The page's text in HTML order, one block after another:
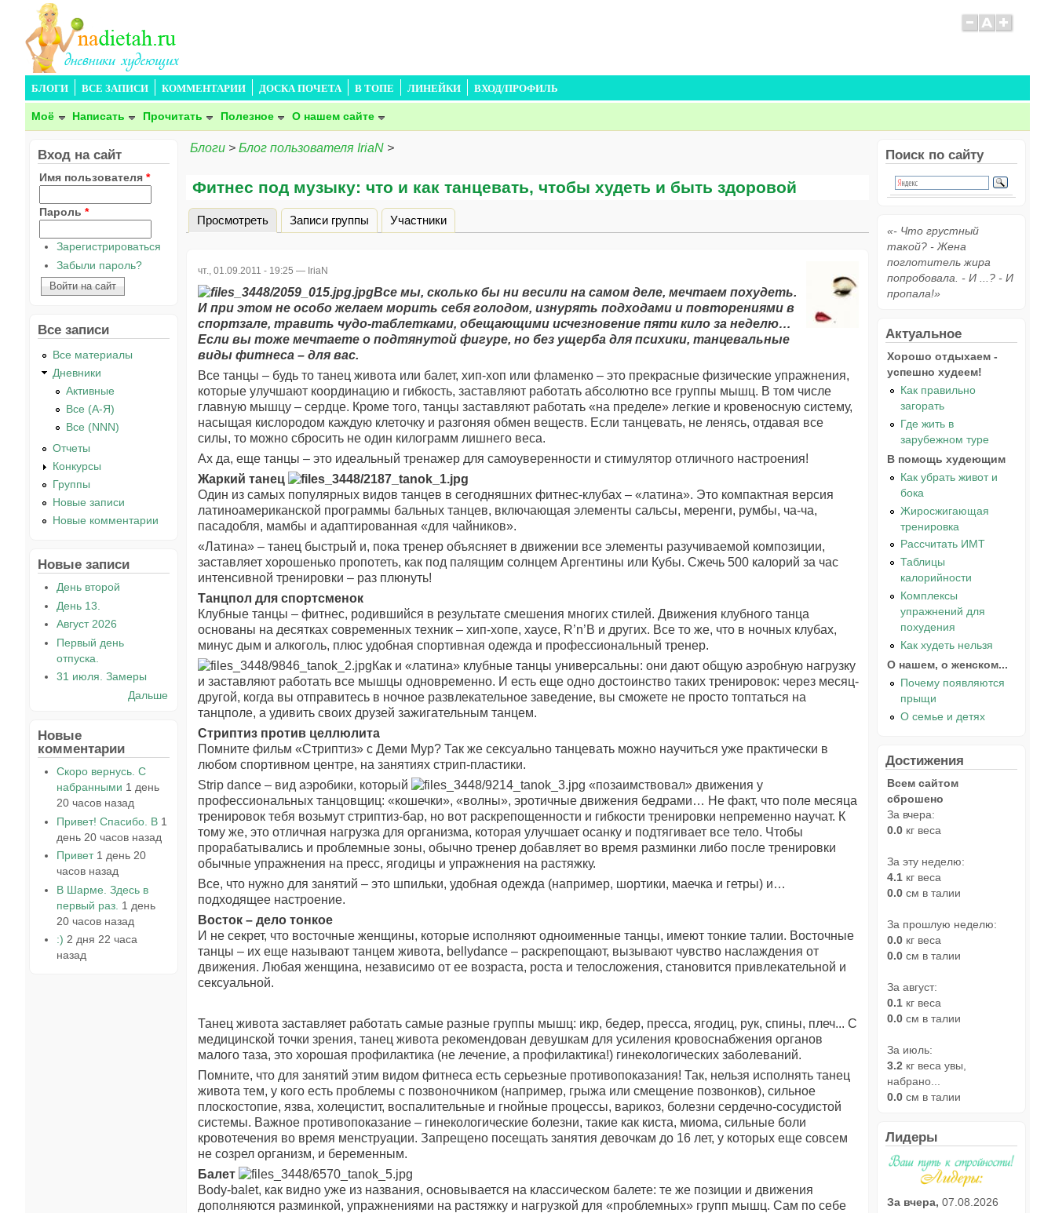
БЛОГИ ВСЕ ЗАПИСИ КОММЕНТАРИИ ДОСКА ПОЧЕТА В ТОПЕ ЛИНЕЙКИ ВХОД/ПРОФИЛЬ
Моё Написать Прочитать Полезное О нашем сайте
Блоги > Блог пользователя IriaN >
Фитнес под музыку: что и как танцевать, чтобы худеть и быть здоровой
Главные вкладки
Просмотреть (активная вкладка)
Записи группы Участники
чт., 01.09.2011 - 19:25 — IriaN
Все мы, сколько бы ни весили на самом деле, мечтаем похудеть.
И при этом не особо желаем морить себя голодом, изнурять подходами и повторениями в
спортзале, травить чудо-таблетками, обещающими исчезновение пяти кило за неделю…
Если вы тоже мечтаете о подтянутой фигуре, но без ущерба для психики, танцевальные
виды фитнеса – для вас.
Все танцы – будь то танец живота или балет, хип-хоп или фламенко – это прекрасные физические упражнения,
которые улучшают координацию и гибкость, заставляют работать абсолютно все группы мышц. В том числе
главную мышцу – сердце. Кроме того, танцы заставляют работать «на пределе» легкие и кровеносную систему,
насыщая кислородом каждую клеточку и разгоняя обмен веществ. Если танцевать, не ленясь, отдавая все
силы, то можно сбросить не один килограмм лишнего веса.
Ах да, еще танцы – это идеальный тренажер для самоуверенности и стимулятор отличного настроения!
Жаркий танец
Один из самых популярных видов танцев в сегодняшних фитнес-клубах – «латина». Это компактная версия
латиноамериканской программы бальных танцев, включающая элементы сальсы, меренги, румбы, ча-ча,
пасадобля, мамбы и адаптированная «для чайников».
«Латина» – танец быстрый и, пока тренер объясняет в движении все элементы разучиваемой композиции,
заставляет хорошенько пропотеть, как под палящим солнцем Аргентины или Кубы. Сжечь 500 калорий за час
интенсивной тренировки – раз плюнуть!
Танцпол для спортсменок
Клубные танцы – фитнес, родившийся в результате смешения многих стилей. Движения клубного танца
основаны на десятках современных техник – хип-хопе, хаусе, R’n’B и других. Все то же, что в ночных клубах,
минус дым и алкоголь, плюс удобная спортивная одежда и профессиональный тренер.
Как и «латина» клубные танцы универсальны: они дают общую аэробную нагрузку
и заставляют работать все мышцы одновременно. И есть еще одно достоинство таких тренировок: через месяц-
другой, когда вы отправитесь в ночное развлекательное заведение, вы сможете не просто топтаться на
танцполе, а удивить своих друзей зажигательным танцем.
Стриптиз против целлюлита
Помните фильм «Стриптиз» с Деми Мур? Так же сексуально танцевать можно научиться уже практически в
любом спортивном центре, на занятиях стрип-пластики.
Strip dance – вид аэробики, который
«позаимствовал» движения у
профессиональных танцовщиц: «кошечки», «волны», эротичные движения бедрами… Не факт, что поле месяца
тренировок тебя возьмут стриптиз-бар, но вот раскрепощенности и гибкости тренировки непременно научат. К
тому же, это отличная нагрузка для организма, которая улучшает осанку и подтягивает все тело. Чтобы
прорабатывались и проблемные зоны, обычно тренер добавляет во время разминки либо после тренировки
обычные упражнения на пресс, ягодицы и упражнения на растяжку.
Все, что нужно для занятий – это шпильки, удобная одежда (например, шортики, маечка и гетры) и…
подходящее настроение.
Восток – дело тонкое
И не секрет, что восточные женщины, которые исполняют одноименные танцы, имеют тонкие талии. Восточные
танцы – их еще называют танцем живота, bellydance – раскрепощают, вызывают чувство наслаждения от
движения. Любая женщина, независимо от ее возраста, роста и телосложения, становится привлекательной и
сексуальной.
Танец живота заставляет работать самые разные группы мышц: икр, бедер, пресса, ягодиц, рук, спины, плеч... С
медицинской точки зрения, танец живота рекомендован девушкам для усиления кровоснабжения органов
малого таза, это хорошая профилактика (не лечение, а профилактика!) гинекологических заболеваний.
Помните, что для занятий этим видом фитнеса есть серьезные противопоказания! Так, нельзя исполнять танец
живота тем, у кого есть проблемы с позвоночником (например, грыжа или смещение позвонков), сильное
плоскостопие, язва, холецистит, воспалительные и гнойные процессы, варикоз, болезни сердечно-сосудистой
системы. Важное противопоказание – гинекологические болезни, такие как киста, миома, сильные боли
кровотечения во время менструации. Запрещено посещать занятия девочкам до 16 лет, у которых еще совсем
не созрел организм, и беременным.
Балет
Body-balet, как видно уже из названия, основывается на классическом балете: те же позиции и движения
дополняются разминкой, упражнениями на растяжку и нагрузкой для «проблемных» групп мышц. Сам по себе
Вход на сайт
Имя пользователя *
Пароль *
Зарегистрироваться
Забыли пароль?
Все записи
Все материалы
Дневники
Активные
Все (А-Я)
Все (NNN)
Отчеты
Конкурсы
Группы
Новые записи
Новые комментарии
Новые записи
День второй
День 13.
Август 2026
Первый день
отпуска.
31 июля. Замеры
Дальше
Новые
комментарии
Скоро вернусь. С
набранными 1 день
20 часов назад
Привет! Спасибо. В 1
день 20 часов назад
Привет 1 день 20
часов назад
В Шарме. Здесь в
первый раз. 1 день
20 часов назад
:) 2 дня 22 часа
назад
Поиск по сайту
«- Что грустный
такой? - Жена
поглотитель жира
попробовала. - И ...? - И
пропала!»
Актуальное
Хорошо отдыхаем -
успешно худеем!
Как правильно
загорать
Где жить в
зарубежном туре
В помощь худеющим
Как убрать живот и
бока
Жиросжигающая
тренировка
Рассчитать ИМТ
Таблицы
калорийности
Комплексы
упражнений для
похудения
Как худеть нельзя
О нашем, о женском...
Почему появляются
прыщи
О семье и детях
Достижения
Всем сайтом
сброшено
За вчера:
0.0 кг веса
За эту неделю:
4.1 кг веса
0.0 см в талии
За прошлую неделю:
0.0 кг веса
0.0 см в талии
За август:
0.1 кг веса
0.0 см в талии
За июль:
3.2 кг веса увы,
набрано...
0.0 см в талии
Лидеры
За вчера, 07.08.2026